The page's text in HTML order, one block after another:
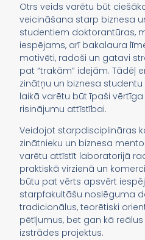
Otrs veids varētu būt
veicināšana starp biznesa
studentiem doktorantūras,
iespējams, arī bakalaura
motivēti, radoši un gatavi
pat “trakām” idejām. Tādēļ
zinātņu un biznesa
laikā varētu būt īpaši
risinājumu attīstībai.
Veidojot starpdisciplināras
zinātnieku un biznesa
varētu attīstīt laboratorijā
praktiskā virzienā un
būtu pat vērts apsvērt
starpfakultāšu noslēguma
tradicionālus, teorētiski
pētījumus, bet gan kā
izstrādes projektus.